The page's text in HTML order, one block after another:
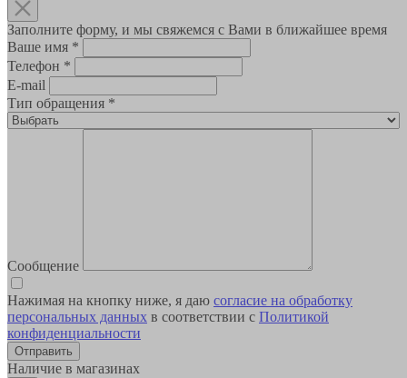
Заполните форму, и мы свяжемся с Вами в ближайшее время
Ваше имя *
Телефон *
E-mail
Тип обращения *
Сообщение
Нажимая на кнопку ниже, я даю согласие на обработку
персональных данных в соответствии с Политикой
конфиденциальности
Наличие в магазинах